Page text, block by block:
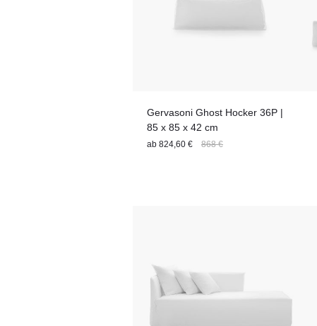
Gervasoni Ghost Hocker 36P |
85 x 85 x 42 cm
ab 824,60 € 868 €